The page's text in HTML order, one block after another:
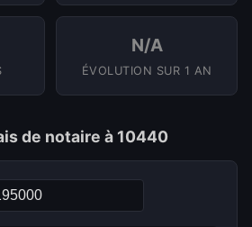
N/A
ÉVOLUTION SUR 1 AN
de notaire à 10440